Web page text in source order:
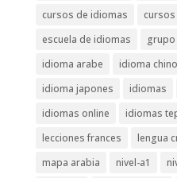
cursos de idiomas
escuela de idiomas
idioma arabe
idioma chino
idioma japones
idiomas
idiomas online
idiomas
lecciones frances
lengua
mapa arabia
nivel-a1